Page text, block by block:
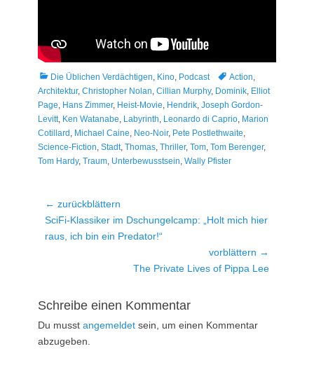
Kategorien
Die Üblichen Verdächtigen Kino Podcast TagsAction
Architektur, Christopher Nolan Cillian Murphy, Dominik Elliot
Page Hans Zimmer, Heist-Movie Hendrik Joseph Gordon-
Levitt, Ken Watanabe Labyrinth Leonardo di Caprio Marion
Cotillard Michael Caine Neo-Noir, Pete Postlethwaite
Science-Fiction Stadt, Thomas Thriller, Tom Tom Berenger,
Tom Hardy, Traum Unterbewusstsein Wally Pfister
Beitragsnavigation
← zurückblättern
Vorheriger
Beitrag:
SciFi-Klassiker im Dschungelcamp: „Holt mich hier
raus, ich bin ein Predator!“
vorblättern →
The Private Lives of Pippa Lee
Schreibe einen Kommentar
Du musst angemeldet sein, um einen Kommentar
abzugeben.